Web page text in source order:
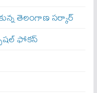
తెలంగాణ స‌ర్కార్
ఫోకస్